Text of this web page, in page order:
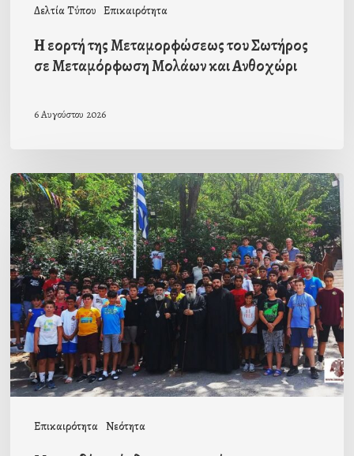
Δελτία Τύπου Επικαιρότητα
Η εορτή της Μεταμορφώσεως του Σωτήρος
σε Μεταμόρφωση Μολάων και Ανθοχώρι
6 Αυγούστου 2026
Επικαιρότητα Νεότητα
Με
την
β΄
περίοδο
των
αγοριών
ολοκληρώθηκαν
οι
φετινές